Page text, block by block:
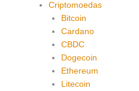
Criptomoedas
Bitcoin
Cardano
CBDC
Dogecoin
Ethereum
Litecoin